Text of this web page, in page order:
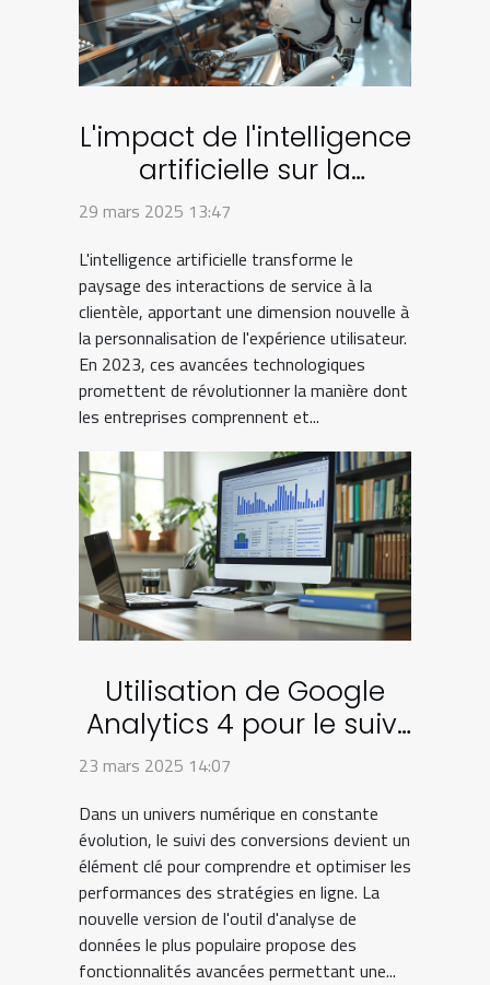
L'impact de l'intelligence
artificielle sur la
personnalisation de
2023
29 mars 2025 13:47
L'intelligence artificielle transforme le
paysage des interactions de service à la
clientèle, apportant une dimension nouvelle à
la personnalisation de l'expérience utilisateur.
En 2023, ces avancées technologiques
promettent de révolutionner la manière dont
les entreprises comprennent et...
Utilisation de Google
Analytics 4 pour le suivi
avancé des conversions
23 mars 2025 14:07
Dans un univers numérique en constante
évolution, le suivi des conversions devient un
élément clé pour comprendre et optimiser les
performances des stratégies en ligne. La
nouvelle version de l'outil d'analyse de
données le plus populaire propose des
fonctionnalités avancées permettant une...